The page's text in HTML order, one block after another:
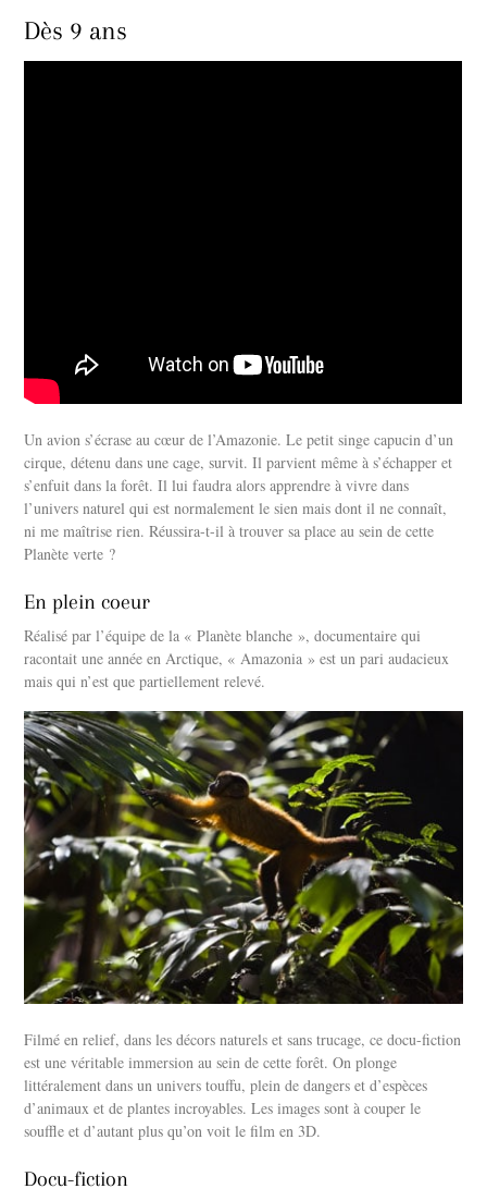
Dès 9 ans
Un avion s’écrase au cœur de l’Amazonie. Le petit singe capucin d’un
cirque, détenu dans une cage, survit. Il parvient même à s’échapper et
s’enfuit dans la forêt. Il lui faudra alors apprendre à vivre dans
l’univers naturel qui est normalement le sien mais dont il ne connaît,
ni me maîtrise rien. Réussira-t-il à trouver sa place au sein de cette
Planète verte ?
En plein coeur
Réalisé par l’équipe de la « Planète blanche », documentaire qui
racontait une année en Arctique, « Amazonia » est un pari audacieux
mais qui n’est que partiellement relevé.
Filmé en relief, dans les décors naturels et sans trucage, ce docu-fiction
est une véritable immersion au sein de cette forêt. On plonge
littéralement dans un univers touffu, plein de dangers et d’espèces
d’animaux et de plantes incroyables. Les images sont à couper le
souffle et d’autant plus qu’on voit le film en 3D.
Docu-fiction